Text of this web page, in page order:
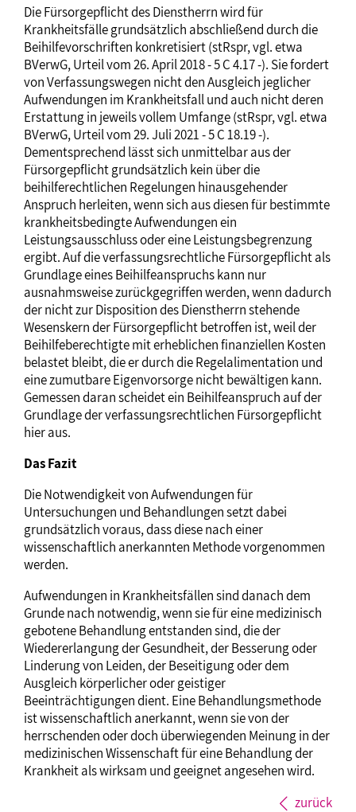
Die Fürsorgepflicht des Dienstherrn wird für
Krankheitsfälle grundsätzlich abschließend durch die
Beihilfevorschriften konkretisiert (stRspr, vgl. etwa
BVerwG, Urteil vom 26. April 2018 - 5 C 4.17 -). Sie fordert
von Verfassungswegen nicht den Ausgleich jeglicher
Aufwendungen im Krankheitsfall und auch nicht deren
Erstattung in jeweils vollem Umfange (stRspr, vgl. etwa
BVerwG, Urteil vom 29. Juli 2021 - 5 C 18.19 -).
Dementsprechend lässt sich unmittelbar aus der
Fürsorgepflicht grundsätzlich kein über die
beihilferechtlichen Regelungen hinausgehender
Anspruch herleiten, wenn sich aus diesen für bestimmte
krankheitsbedingte Aufwendungen ein
Leistungsausschluss oder eine Leistungsbegrenzung
ergibt. Auf die verfassungsrechtliche Fürsorgepflicht als
Grundlage eines Beihilfeanspruchs kann nur
ausnahmsweise zurückgegriffen werden, wenn dadurch
der nicht zur Disposition des Dienstherrn stehende
Wesenskern der Fürsorgepflicht betroffen ist, weil der
Beihilfeberechtigte mit erheblichen finanziellen Kosten
belastet bleibt, die er durch die Regelalimentation und
eine zumutbare Eigenvorsorge nicht bewältigen kann.
Gemessen daran scheidet ein Beihilfeanspruch auf der
Grundlage der verfassungsrechtlichen Fürsorgepflicht
hier aus.
Das Fazit
Die Notwendigkeit von Aufwendungen für
Untersuchungen und Behandlungen setzt dabei
grundsätzlich voraus, dass diese nach einer
wissenschaftlich anerkannten Methode vorgenommen
werden.
Aufwendungen in Krankheitsfällen sind danach dem
Grunde nach notwendig, wenn sie für eine medizinisch
gebotene Behandlung entstanden sind, die der
Wiedererlangung der Gesundheit, der Besserung oder
Linderung von Leiden, der Beseitigung oder dem
Ausgleich körperlicher oder geistiger
Beeinträchtigungen dient. Eine Behandlungsmethode
ist wissenschaftlich anerkannt, wenn sie von der
herrschenden oder doch überwiegenden Meinung in der
medizinischen Wissenschaft für eine Behandlung der
Krankheit als wirksam und geeignet angesehen wird.
zurück